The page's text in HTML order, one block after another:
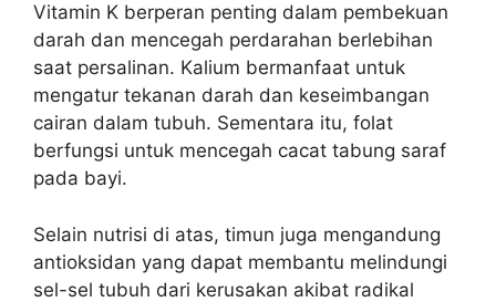
Vitamin K berperan penting dalam pembekuan
darah dan mencegah perdarahan berlebihan
saat persalinan. Kalium bermanfaat untuk
mengatur tekanan darah dan keseimbangan
cairan dalam tubuh. Sementara itu, folat
berfungsi untuk mencegah cacat tabung saraf
pada bayi.
Selain nutrisi di atas, timun juga mengandung
antioksidan yang dapat membantu melindungi
sel-sel tubuh dari kerusakan akibat radikal